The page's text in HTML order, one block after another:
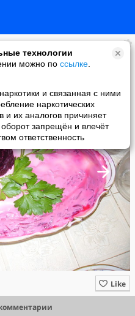
технологии
можно по ссылке
и связанная с ними
наркотических
и их аналогов причиняет
запрещён и влечёт
ответственность
Like